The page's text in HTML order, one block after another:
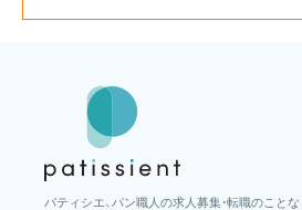
パティシエ、パン職人の求人募集・転職のこと